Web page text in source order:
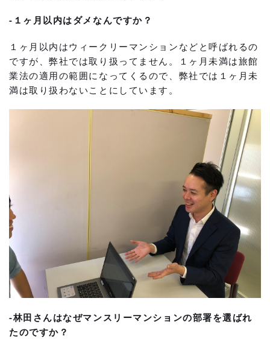
-１ヶ月以内はダメなんですか？
１ヶ月以内はウィークリーマンションなどと呼ばれるの
ですが、弊社では取り扱ってません。１ヶ月未満は旅館
業法の適用の範囲になってくるので、弊社では１ヶ月未
満は取り扱わないことにしています。
-林田さんはなぜマンスリーマンションの部署を選ばれ
たのですか？